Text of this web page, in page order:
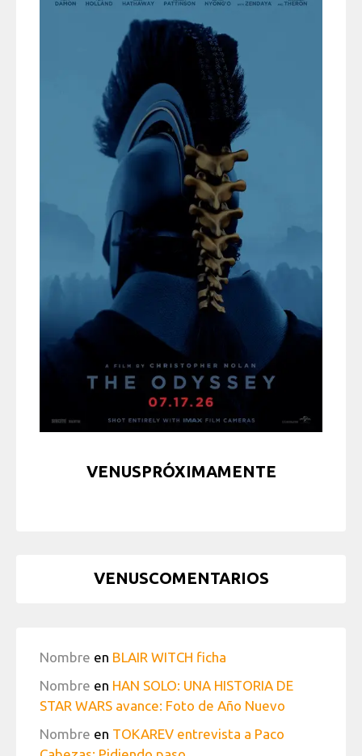
VENUSPRÓXIMAMENTE
VENUSCOMENTARIOS
Nombre en BLAIR WITCH ficha
Nombre en HAN SOLO: UNA HISTORIA DE
STAR WARS avance: Foto de Año Nuevo
Nombre en TOKAREV entrevista a Paco